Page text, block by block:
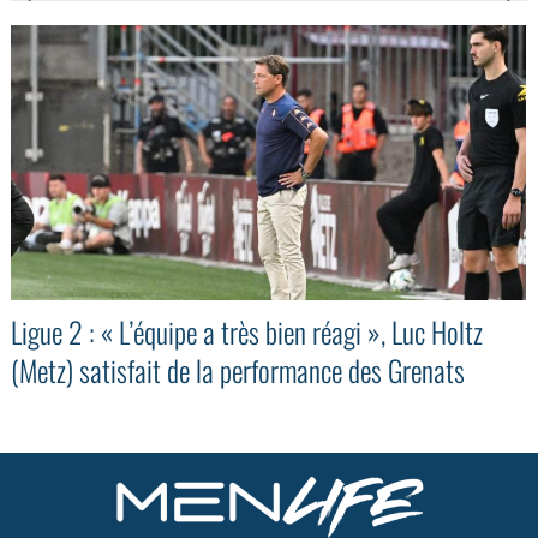
GoodMood #15
Ligue 2 : « L’équipe a très bien réagi », Luc Holtz
(Metz) satisfait de la performance des Grenats